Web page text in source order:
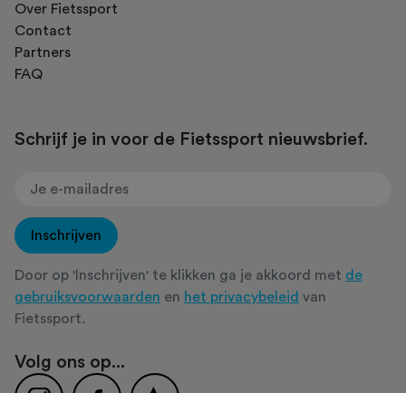
Over Fietssport
Contact
Partners
FAQ
Schrijf je in voor de Fietssport nieuwsbrief.
Inschrijven
Door op 'Inschrijven' te klikken ga je akkoord met de
gebruiksvoorwaarden en het privacybeleid van
Fietssport.
Volg ons op...